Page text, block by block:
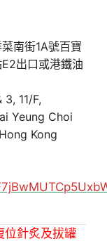
南街1A號百寶
出口或港鐵油
11/F,
Yeung Choi
Kong
位針炙及拔罐